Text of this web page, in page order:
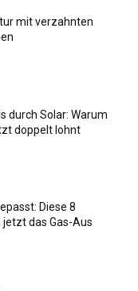
mit verzahnten
durch Solar: Warum
doppelt lohnt
Diese 8
das Gas-Aus